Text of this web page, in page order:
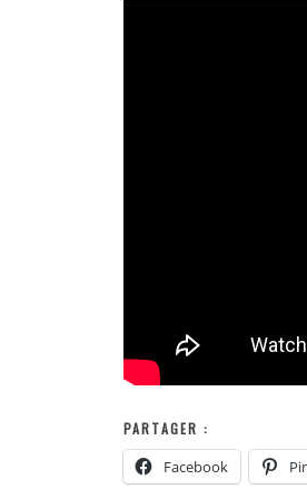
PARTAGER :
Facebook